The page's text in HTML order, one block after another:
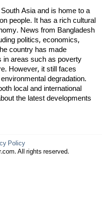
Asia and is home to a
people. It has a rich cultural
News from Bangladesh
politics, economics,
country has made
in areas such as poverty
However, it still faces
degradation.
local and international
the latest developments
Policy
All rights reserved.